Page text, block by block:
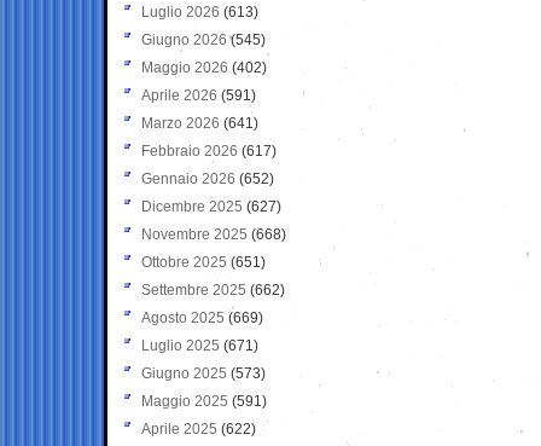
Luglio 2026 (613)
Giugno 2026 (545)
Maggio 2026 (402)
Aprile 2026 (591)
Marzo 2026 (641)
Febbraio 2026 (617)
Gennaio 2026 (652)
Dicembre 2025 (627)
Novembre 2025 (668)
Ottobre 2025 (651)
Settembre 2025 (662)
Agosto 2025 (669)
Luglio 2025 (671)
Giugno 2025 (573)
Maggio 2025 (591)
Aprile 2025 (622)